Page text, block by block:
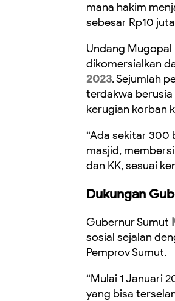
mana hakim
sebesar Rp10
Undang
dikomersialkan
2023. Sejumlah
terdakwa berusia
kerugian korban
“Ada sekitar 300
masjid,
dan KK, sesuai
Dukungan
Gubernur Sumut
sosial sejalan
Pemprov Sumut.
“Mulai 1 Januari
yang bisa